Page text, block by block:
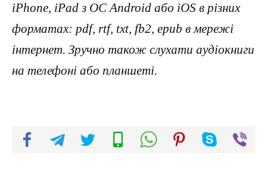
iPhone, iPad з ОС Android або iOS в різних
форматах: pdf, rtf, txt, fb2, epub в мережі
інтернет. Зручно також слухати аудіокниги
на телефоні або планшеті.